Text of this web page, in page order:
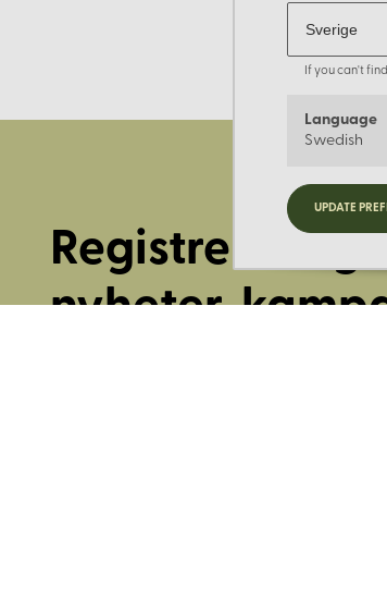
If you can't
Language
Swedish
UPDATE
Registrera dig
nyheter,